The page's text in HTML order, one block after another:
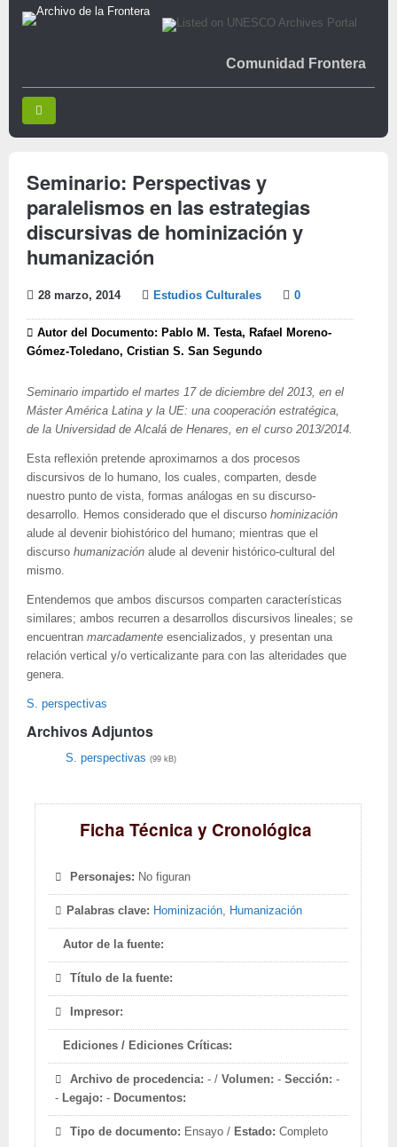
Comunidad Frontera
Seminario: Perspectivas y
paralelismos en las estrategias
discursivas de hominización y
humanización
28 marzo, 2014 Estudios Culturales 0
Autor del Documento: Pablo M. Testa, Rafael Moreno-
Gómez-Toledano, Cristian S. San Segundo
Seminario impartido el martes 17 de diciembre del 2013, en el
Máster América Latina y la UE: una cooperación estratégica,
de la Universidad de Alcalá de Henares, en el curso 2013/2014.
Esta reflexión pretende aproximarnos a dos procesos
discursivos de lo humano, los cuales, comparten, desde
nuestro punto de vista, formas análogas en su discurso-
desarrollo. Hemos considerado que el discurso hominización
alude al devenir biohistórico del humano; mientras que el
discurso humanización alude al devenir histórico-cultural del
mismo.
Entendemos que ambos discursos comparten características
similares; ambos recurren a desarrollos discursivos lineales; se
encuentran marcadamente esencializados, y presentan una
relación vertical y/o verticalizante para con las alteridades que
genera.
S. perspectivas
Archivos Adjuntos
S. perspectivas (99 kB)
Ficha Técnica y Cronológica
Personajes: No figuran
Palabras clave: Hominización, Humanización
Autor de la fuente:
Título de la fuente:
Impresor:
Ediciones / Ediciones Críticas:
Archivo de procedencia: - /Volumen: -Sección: -
- Legajo: - Documentos:
Tipo de documento: Ensayo / Estado: Completo